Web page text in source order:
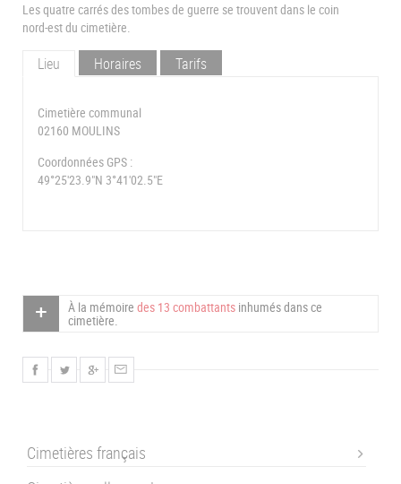
Les quatre carrés des tombes de guerre se trouvent dans le coin
nord-est du cimetière.
Lieu Horaires Tarifs
Cimetière communal
02160 MOULINS
Coordonnées GPS :
49°25'23.9"N 3°41'02.5"E
À la mémoire des 13 combattants inhumés dans ce
cimetière.
Cimetières français